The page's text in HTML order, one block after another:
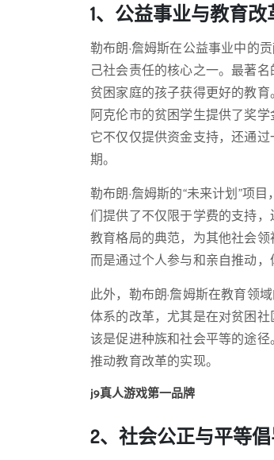
1、公益事业与教育改
勒布朗·詹姆斯在公益事业中的
己社会责任的核心之一。最著
贫困家庭的孩子获得更好的教育
阿克伦市的贫困学生提供了奖
它不仅仅提供资金支持，还通
期。
勒布朗·詹姆斯的“未来计划”项
们提供了不仅限于学费的支持
教育格局的典范，为其他社会
而是通过个人参与和亲自推动
此外，勒布朗·詹姆斯在教育领
体系的改革，尤其是在对贫困
该是促进种族和社会平等的途
推动教育改革的实现。
j9真人游戏第一品牌
2、社会公正与平等